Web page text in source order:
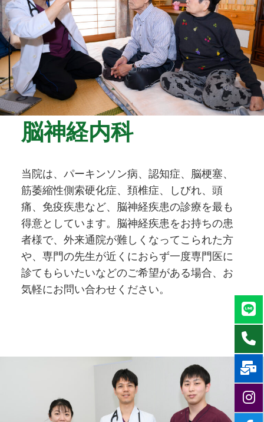
脳神経内科
当院は、パーキンソン病、認知症、脳梗塞、
筋萎縮性側索硬化症、頚椎症、しびれ、頭
痛、免疫疾患など、脳神経疾患の診療を最も
得意としています。脳神経疾患をお持ちの患
者様で、外来通院が難しくなってこられた方
や、専門の先生が近くにおらず一度専門医に
診てもらいたいなどのご希望がある場合、お
気軽にお問い合わせください。